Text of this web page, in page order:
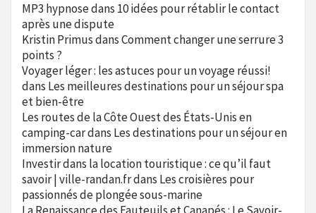
MP3 hypnosedans 10 idées pour rétablir le contact
après une dispute
Kristin PrimusdansComment changer une serrure 3
points ?
Voyager léger : les astuces pour un voyage réussi!
dans Les meilleures destinations pour un séjour spa
et bien-être
Les routes de la Côte Ouest des États-Unis en
camping-cardans Les destinations pour un séjour en
immersion nature
Investir dans la location touristique : ce qu’il faut
savoir | ville-randan.frdans Les croisières pour
passionnés de plongée sous-marine